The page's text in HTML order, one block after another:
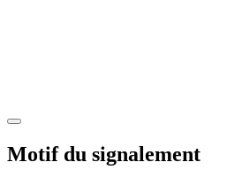
Motif du signalement